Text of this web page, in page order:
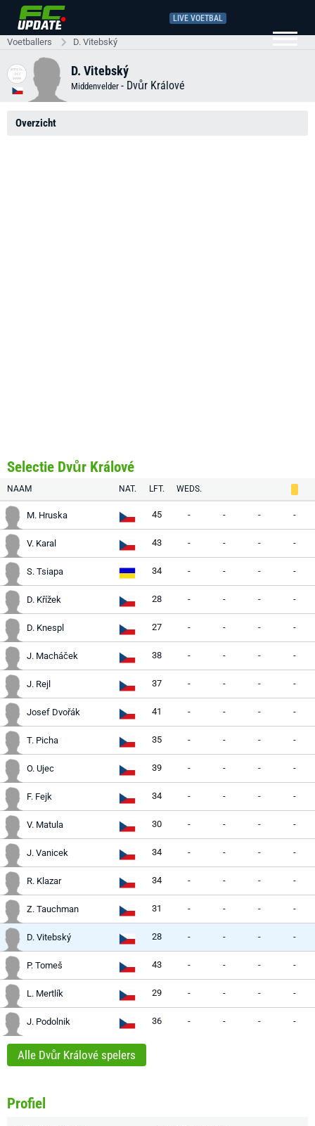
LIVE VOETBAL
Voetballers D. Vitebský
D. Vitebský
Middenvelder - Dvůr Králové
Overzicht
Selectie Dvůr Králové
NAAM NAT. LFT. WEDS.
M. Hruska 45 - - - -
V. Karal 43 - - - -
S. Tsiapa 34 - - - -
D. Křížek 28 - - - -
D. Knespl 27 - - - -
J. Macháček 38 - - - -
J. Rejl 37 - - - -
Josef Dvořák 41 - - - -
T. Picha 35 - - - -
O. Ujec 39 - - - -
F. Fejk 34 - - - -
V. Matula 30 - - - -
J. Vanicek 34 - - - -
R. Klazar 34 - - - -
Z. Tauchman 31 - - - -
D. Vitebský 28 - - - -
P. Tomeš 43 - - - -
L. Mertlík 29 - - - -
J. Podolnik 36 - - - -
Alle Dvůr Králové spelers
Profiel